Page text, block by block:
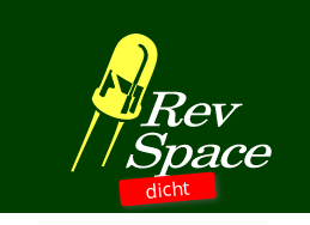
dicht